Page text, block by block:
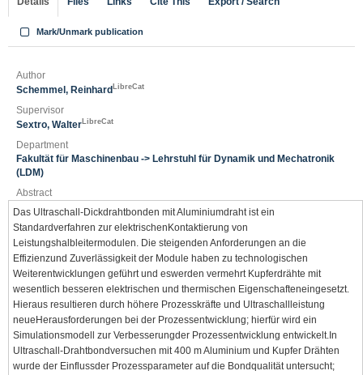
Mark/Unmark publication
Author
Schemmel, Reinhard LibreCat
Supervisor
Sextro, Walter LibreCat
Department
Fakultät für Maschinenbau -> Lehrstuhl für Dynamik und Mechatronik
(LDM)
Abstract
Das Ultraschall-Dickdrahtbonden mit Aluminiumdraht ist ein
Standardverfahren zur elektrischenKontaktierung von
Leistungshalbleitermodulen. Die steigenden Anforderungen an die
Effizienzund Zuverlässigkeit der Module haben zu technologischen
Weiterentwicklungen geführt und eswerden vermehrt Kupferdrähte mit
wesentlich besseren elektrischen und thermischen Eigenschafteneingesetzt.
Hieraus resultieren durch höhere Prozesskräfte und Ultraschallleistung
neueHerausforderungen bei der Prozessentwicklung; hierfür wird ein
Simulationsmodell zur Verbesserungder Prozessentwicklung entwickelt.In
Ultraschall-Drahtbondversuchen mit 400 m Aluminium und Kupfer Drähten
wurde der Einflussder Prozessparameter auf die Bondqualität untersucht;